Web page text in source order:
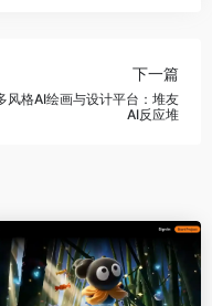
下一篇
风格AI绘画与设计平台：堆友
AI反应堆